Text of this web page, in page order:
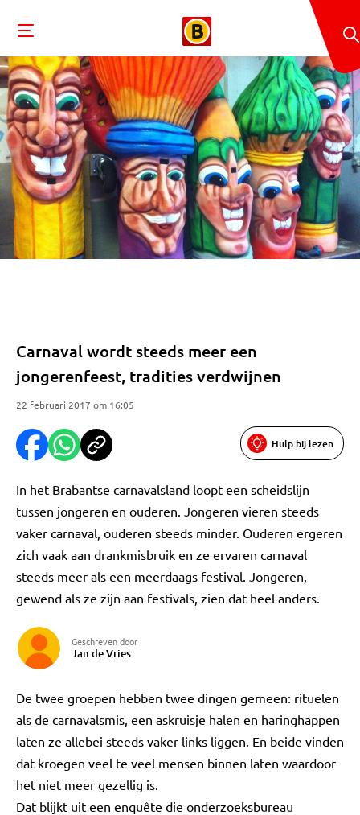
Carnaval wordt steeds meer een
jongerenfeest, tradities verdwijnen
22 februari 2017 om 16:05
Hulp bij lezen
In het Brabantse carnavalsland loopt een scheidslijn
tussen jongeren en ouderen. Jongeren vieren steeds
vaker carnaval, ouderen steeds minder. Ouderen ergeren
zich vaak aan drankmisbruik en ze ervaren carnaval
steeds meer als een meerdaags festival. Jongeren,
gewend als ze zijn aan festivals, zien dat heel anders.
Geschreven door
Jan de Vries
De twee groepen hebben twee dingen gemeen: rituelen
als de carnavalsmis, een askruisje halen en haringhappen
laten ze allebei steeds vaker links liggen. En beide vinden
dat kroegen veel te veel mensen binnen laten waardoor
het niet meer gezellig is.
Dat blijkt uit een enquête die onderzoeksbureau